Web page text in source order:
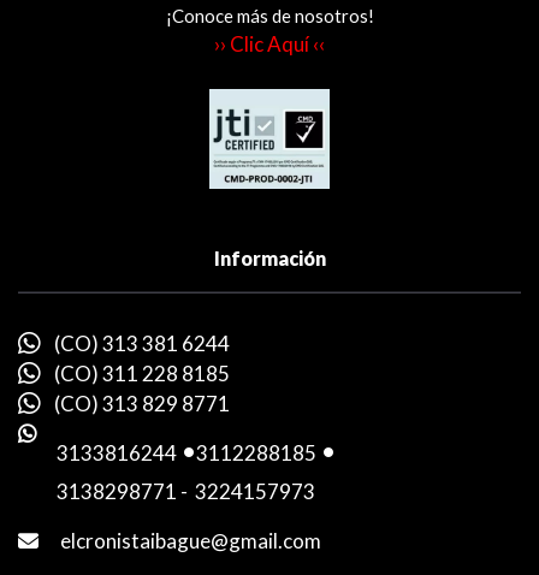
¡Conoce más de nosotros!
›› Clic Aquí ‹‹
Información
(CO) 313 381 6244
(CO) 311 228 8185
(CO) 313 829 8771
3133816244 -3112288185 -
3138298771 - 3224157973
elcronistaibague@gmail.com